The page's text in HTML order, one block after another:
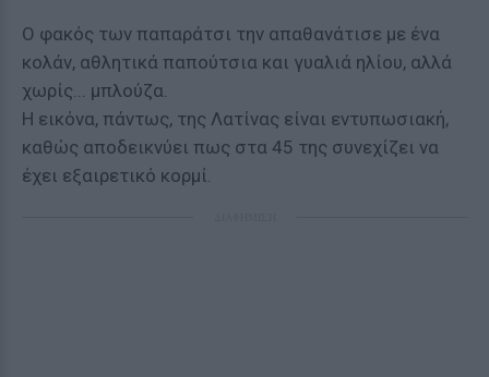
Ο φακός των παπαράτσι την απαθανάτισε με ένα
κολάν, αθλητικά παπούτσια και γυαλιά ηλίου, αλλά
χωρίς... μπλούζα.
Η εικόνα, πάντως, της Λατίνας είναι εντυπωσιακή,
καθώς αποδεικνύει πως στα 45 της συνεχίζει να
έχει εξαιρετικό κορμί.